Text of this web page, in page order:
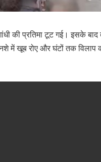
की प्रतिमा टूट गई। इसके बाद
में खूब रोए और घंटों तक विलाप